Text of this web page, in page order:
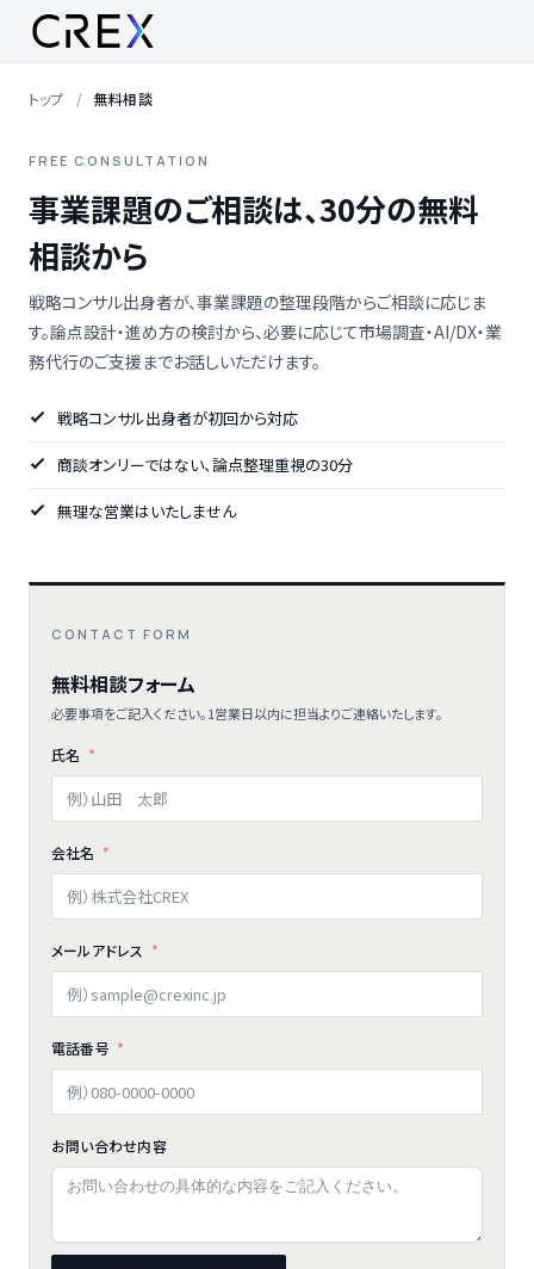
トップ 無料相談
FREE CONSULTATION
事業課題のご相談は、30分の無料
相談から
戦略コンサル出身者が、事業課題の整理段階からご相談に応じま
す。論点設計・進め方の検討から、必要に応じて市場調査・AI/DX・業
務代行のご支援までお話しいただけます。
戦略コンサル出身者が初回から対応
商談オンリーではない、論点整理重視の30分
無理な営業はいたしません
CONTACT FORM
無料相談フォーム
必要事項をご記入ください。1営業日以内に担当よりご連絡いたします。
氏名
会社名
メールアドレス
電話番号
お問い合わせ内容